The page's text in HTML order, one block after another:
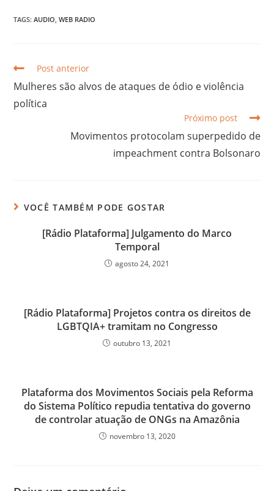
TAGS:AUDIO WEB RADIO
Post anterior
Mulheres são alvos de ataques de ódio e violência
política
Próximo post
Movimentos protocolam superpedido de
impeachment contra Bolsonaro
VOCÊ TAMBÉM PODE GOSTAR
[Rádio Plataforma] Julgamento do Marco
Temporal
agosto 24, 2021
[Rádio Plataforma] Projetos contra os direitos de
LGBTQIA+ tramitam no Congresso
outubro 13, 2021
Plataforma dos Movimentos Sociais pela Reforma
do Sistema Político repudia tentativa do governo
de controlar atuação de ONGs na Amazônia
novembro 13, 2020